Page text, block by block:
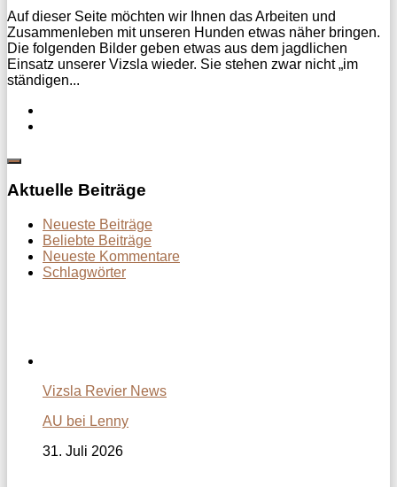
Auf dieser Seite möchten wir Ihnen das Arbeiten und
Zusammenleben mit unseren Hunden etwas näher bringen.
Die folgenden Bilder geben etwas aus dem jagdlichen
Einsatz unserer Vizsla wieder. Sie stehen zwar nicht „im
ständigen...
Aktuelle Beiträge
Neueste Beiträge
Beliebte Beiträge
Neueste Kommentare
Schlagwörter
Vizsla Revier News
AU bei Lenny
31. Juli 2026